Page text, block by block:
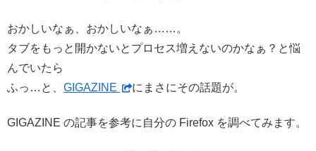
おかしいなぁ、おかしいなぁ……。
タブをもっと開かないとプロセス増えないのかなぁ？と悩
んでいたら
ふっ…と、 GIGAZINE にまさにその話題が。
GIGAZINE の記事を参考に自分の Firefox を調べてみます。